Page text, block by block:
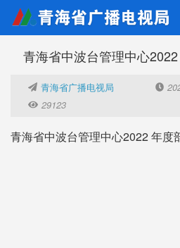
青海省中波台管理中心
青海省广播电视局
29123
青海省中波台管理中心2022 年度